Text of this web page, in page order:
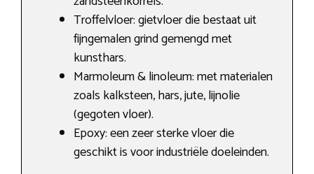
Troffelvloer: gietvloer die bestaat uit
fijngemalen grind gemengd met
kunsthars.
Marmoleum & linoleum: met materialen
zoals kalksteen, hars, jute, lijnolie
(gegoten vloer).
Epoxy: een zeer sterke vloer die
geschikt is voor industriële doeleinden.